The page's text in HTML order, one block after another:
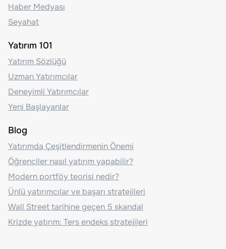
Haber Medyası
Seyahat
Yatırım 101
Yatırım Sözlüğü
Uzman Yatırımcılar
Deneyimli Yatırımcılar
Yeni Başlayanlar
Blog
Yatırımda Çeşitlendirmenin Önemi
Öğrenciler nasıl yatırım yapabilir?
Modern portföy teorisi nedir?
Ünlü yatırımcılar ve başarı stratejileri
Wall Street tarihine geçen 5 skandal
Krizde yatırım: Ters endeks stratejileri